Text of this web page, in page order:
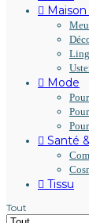
Mode
Santé
Tissu
Tout